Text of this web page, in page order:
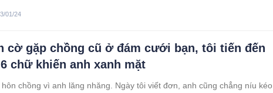
01/24
cờ gặp chồng cũ ở đám cưới bạn, tôi tiến đến
chữ khiến anh xanh mặt
hôn chồng vì anh lăng nhăng. Ngày tôi viết đơn, anh cũng chẳng níu kéo